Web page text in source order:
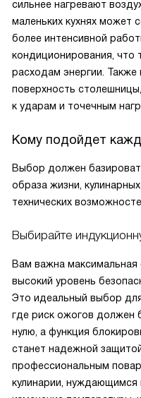
сильнее нагревают
маленьких кухнях может
более интенсивной
кондиционирования, что
расходам энергии.
поверхность
к ударам и точечным
Кому подойдет
Выбор должен
образа жизни,
технических
Выбирайте
Вам важна максимальная
высокий уровень
Это идеальный выбор
где риск ожогов должен
нулю, а функция
станет надежной
профессиональным
кулинарии, нуждающимся